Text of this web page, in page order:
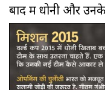
बाद में धोनी और